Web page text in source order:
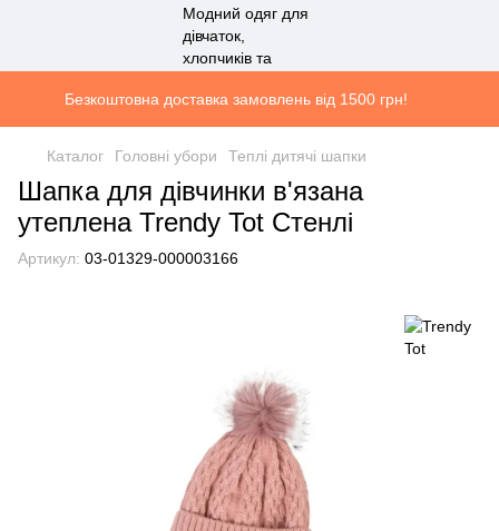
Безкоштовна доставка замовлень від 1500 грн!
Каталог Головні убори Теплі дитячі шапки
Шапка для дівчинки в'язана
утеплена Trendy Tot Стенлі
Артикул: 03-01329-000003166